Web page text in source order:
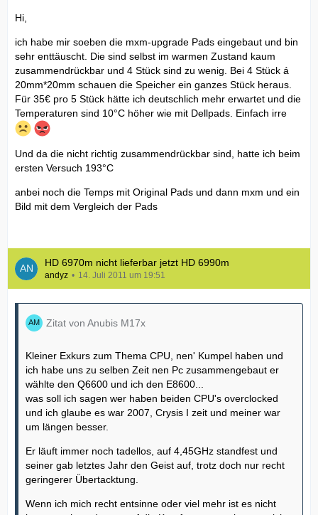
Hi,
ich habe mir soeben die mxm-upgrade Pads eingebaut und bin
sehr enttäuscht. Die sind selbst im warmen Zustand kaum
zusammendrückbar und 4 Stück sind zu wenig. Bei 4 Stück á
20mm*20mm schauen die Speicher ein ganzes Stück heraus.
Für 35€ pro 5 Stück hätte ich deutschlich mehr erwartet und die
Temperaturen sind 10°C höher wie mit Dellpads. Einfach irre
Und da die nicht richtig zusammendrückbar sind, hatte ich beim
ersten Versuch 193°C
anbei noch die Temps mit Original Pads und dann mxm und ein
Bild mit dem Vergleich der Pads
HD 6970m nicht lieferbar jetzt HD 6990m
andyz 14. Juli 2011 um 19:51
Zitat von Anubis M17x
Kleiner Exkurs zum Thema CPU, nen' Kumpel haben und
ich habe uns zu selben Zeit nen Pc zusammengebaut er
wählte den Q6600 und ich den E8600...
was soll ich sagen wer haben beiden CPU's overclocked
und ich glaube es war 2007, Crysis I zeit und meiner war
um längen besser.
Er läuft immer noch tadellos, auf 4,45GHz standfest und
seiner gab letztes Jahr den Geist auf, trotz doch nur recht
geringerer Übertacktung.
Wenn ich mich recht entsinne oder viel mehr ist es nicht